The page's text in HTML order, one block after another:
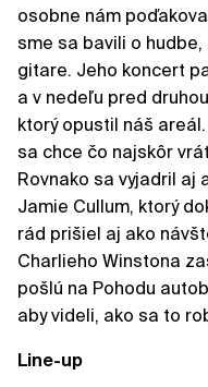
osobne nám
sme sa bavili o
gitare. Jeho koncert
a v nedeľu pred
ktorý opustil náš
sa chce čo najskôr
Rovnako sa vyjadril aj
Jamie Cullum, ktorý
rád prišiel aj ako
Charlieho Winstona
pošlú na Pohodu
aby videli, ako sa to
Line-up